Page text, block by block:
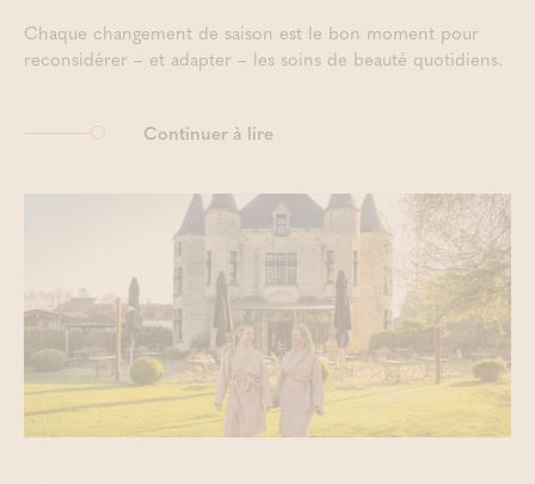
Chaque changement de saison est le bon moment pour
reconsidérer – et adapter – les soins de beauté quotidiens.
Continuer à lire